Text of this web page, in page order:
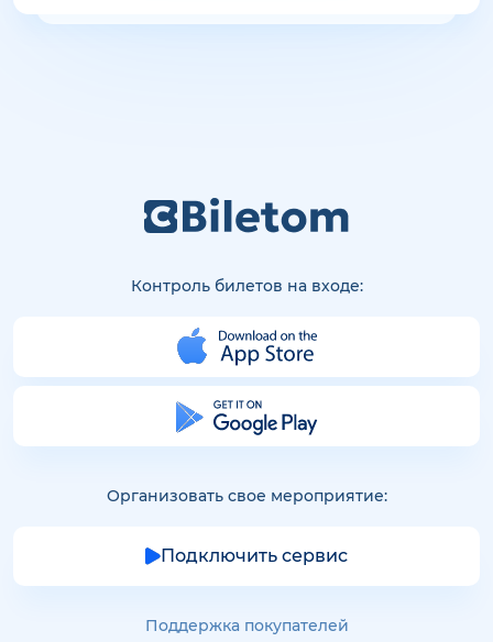
Контроль билетов на входе:
Организовать свое мероприятие:
Подключить сервис
Поддержка покупателей